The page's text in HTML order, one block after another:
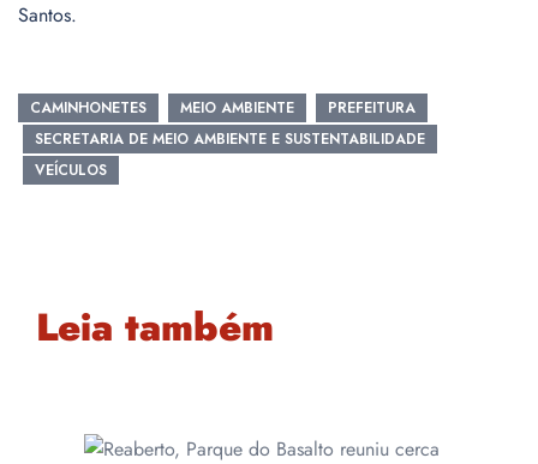
Santos.
CAMINHONETES MEIO AMBIENTE
PREFEITURA
SECRETARIA DE MEIO AMBIENTE E SUSTENTABILIDADE
VEÍCULOS
Leia também